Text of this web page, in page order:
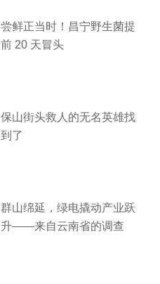
尝鲜正当时！昌宁野生菌提
前 20 天冒头
保山街头救人的无名英雄找
到了
群山绵延，绿电撬动产业跃
升——来自云南省的调查